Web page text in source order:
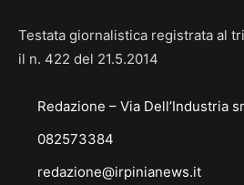
Testata giornalistica registrata al
il n. 422 del 21.5.2014
Redazione – Via Dell’Industria
082573384
redazione@irpinianews.it